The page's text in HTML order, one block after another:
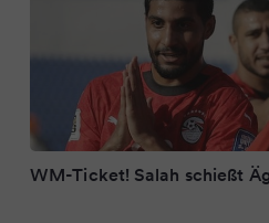
WM-Ticket! Salah schießt